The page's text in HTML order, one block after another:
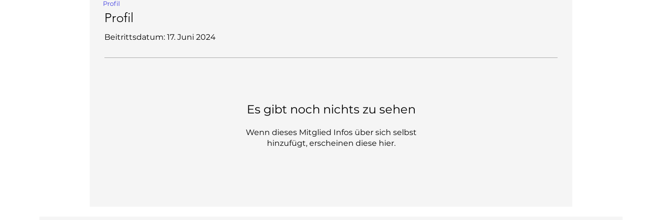
Profil
Beitrittsdatum: 17. Juni 2024
Es gibt noch nichts zu sehen
Wenn dieses Mitglied Infos über sich selbst
hinzufügt, erscheinen diese hier.
Profil